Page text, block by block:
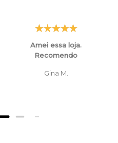
Amei essa loja.
Recomendo
Gina M.